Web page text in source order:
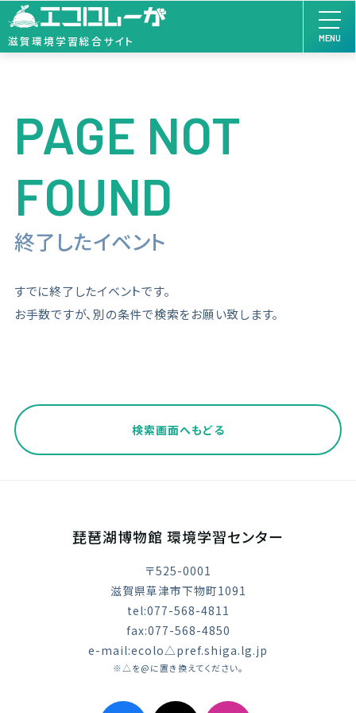
滋賀環境学習総合サイト MENU
PAGE NOT
FOUND
終了したイベント
すでに終了したイベントです。
お手数ですが、別の条件で検索をお願い致します。
検索画面へもどる
琵琶湖博物館 環境学習センター
〒525-0001
滋賀県草津市下物町1091
tel:077-568-4811
fax:077-568-4850
e-mail:ecolo△pref.shiga.lg.jp
※△を@に置き換えてください。